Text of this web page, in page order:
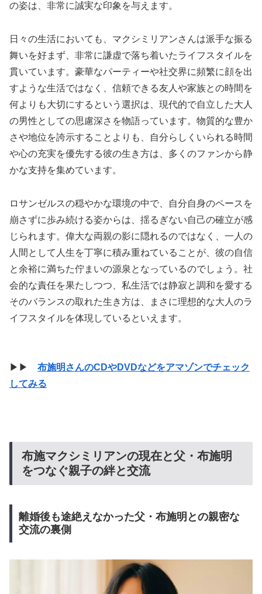
の姿は、非常に誠実な印象を与えます。
日々の生活においても、マクシミリアンさんは派手な振る
舞いを好まず、非常に謙虚で落ち着いたライフスタイルを
貫いています。豪華なパーティーや社交界に頻繁に顔を出
すような生活ではなく、信頼できる友人や家族との時間を
何よりも大切にするという選択は、現代的で自立した大人
の男性としての思慮深さを物語っています。物質的な豊か
さや地位を誇示することよりも、自分らしくいられる時間
や心の充実を優先する彼の生き方は、多くのファンから静
かな支持を集めています。
ロサンゼルスの穏やかな環境の中で、自分自身のペースを
崩さずに歩み続ける姿からは、揺るぎない自己の確立が感
じられます。偉大な両親の影に隠れるのではなく、一人の
人間として人生を丁寧に積み重ねていることが、彼の自信
と余裕に満ちた佇まいの源泉となっているのでしょう。社
会的な責任を果たしつつ、私生活では静寂と調和を愛する
そのバランスの取れた生き方は、まさに理想的な大人のラ
イフスタイルを体現しているといえます。
▶▶ 布施明さんのCDやDVDなどをアマゾンでチェック
してみる
布施マクシミリアンの現在と父・布施明
をつなぐ親子の絆と交流
離婚後も途絶えなかった父・布施明との親密な
交流の裏側